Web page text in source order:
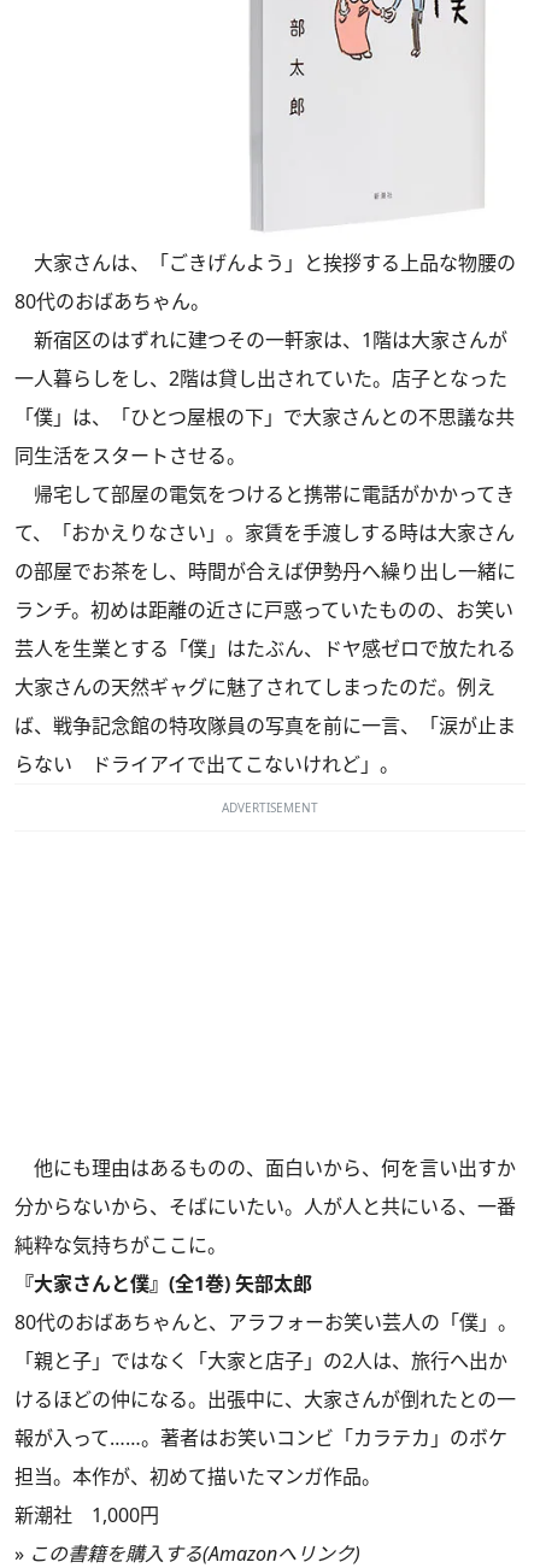
大家さんは、「ごきげんよう」と挨拶する上品な物腰の
80代のおばあちゃん。
新宿区のはずれに建つその一軒家は、1階は大家さんが
一人暮らしをし、2階は貸し出されていた。店子となった
「僕」は、「ひとつ屋根の下」で大家さんとの不思議な共
同生活をスタートさせる。
帰宅して部屋の電気をつけると携帯に電話がかかってき
て、「おかえりなさい」。家賃を手渡しする時は大家さん
の部屋でお茶をし、時間が合えば伊勢丹へ繰り出し一緒に
ランチ。初めは距離の近さに戸惑っていたものの、お笑い
芸人を生業とする「僕」はたぶん、ドヤ感ゼロで放たれる
大家さんの天然ギャグに魅了されてしまったのだ。例え
ば、戦争記念館の特攻隊員の写真を前に一言、「涙が止ま
らない ドライアイで出てこないけれど」。
ADVERTISEMENT
他にも理由はあるものの、面白いから、何を言い出すか
分からないから、そばにいたい。人が人と共にいる、一番
純粋な気持ちがここに。
『大家さんと僕』(全1巻) 矢部太郎
80代のおばあちゃんと、アラフォーお笑い芸人の「僕」。
「親と子」ではなく「大家と店子」の2人は、旅行へ出か
けるほどの仲になる。出張中に、大家さんが倒れたとの一
報が入って……。著者はお笑いコンビ「カラテカ」のボケ
担当。本作が、初めて描いたマンガ作品。
新潮社 1,000円
» この書籍を購入する(Amazonへリンク)